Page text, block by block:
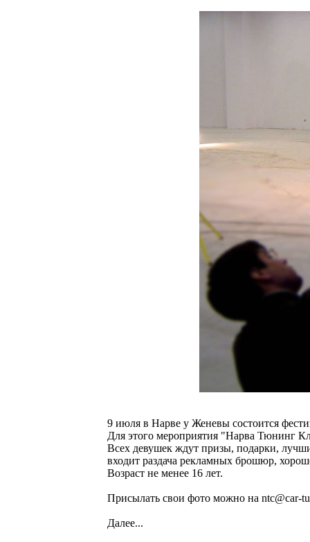
9 июля в Нарве у Женевы состоится
Для этого мероприятия "Нарва Тюнинг
Всех девушек ждут призы, подарки,
входит раздача рекламных брошюр,
Возраст не менее 16 лет.
Присылать свои фото можно на ntc@car-
Далее...